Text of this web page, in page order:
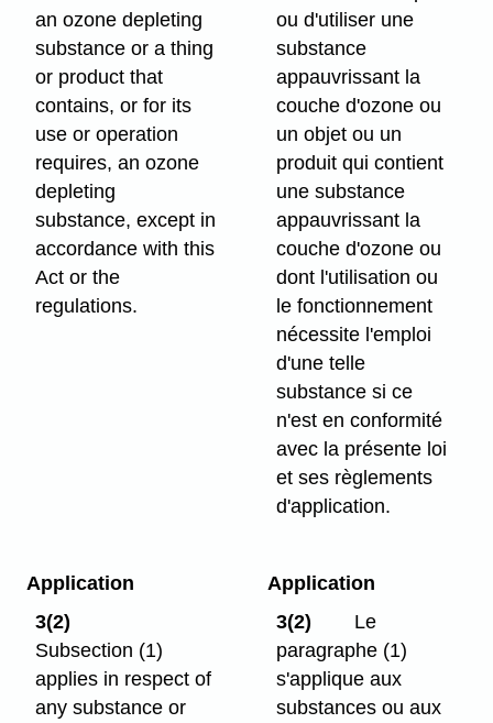
an ozone depleting
substance or a thing
or product that
contains, or for its
use or operation
requires, an ozone
depleting
substance, except in
accordance with this
Act or the
regulations.
ou d'utiliser une
substance
appauvrissant la
couche d'ozone ou
un objet ou un
produit qui contient
une substance
appauvrissant la
couche d'ozone ou
dont l'utilisation ou
le fonctionnement
nécessite l'emploi
d'une telle
substance si ce
n'est en conformité
avec la présente loi
et ses règlements
d'application.
Application
3(2)
Subsection (1)
applies in respect of
any substance or
Application
3(2)
Le
paragraphe (1)
s'applique aux
substances ou aux